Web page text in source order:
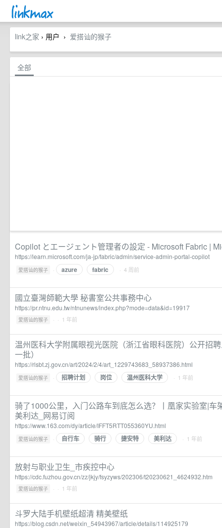
link之家 › 用户 › 爱搭讪的猴子
全部
Copilot とエージェント管理者の設定 - Microsoft Fabric |
https://learn.microsoft.com/ja-jp/fabric/admin/service-admin-portal-copilot
爱搭讪的猴子 · azure fabric · 4 周前
國立臺灣師範大學 秘書室公共事務中心
https://pr.ntnu.edu.tw/ntnunews/index.php?mode=data&id=19917
爱搭讪的猴子 · · 1 年前
温州医科大学附属眼视光医院（浙江省眼科医院）公开招
一批）
https://rlsbt.zj.gov.cn/art/2024/2/4/art_1229743683_58937386.html
爱搭讪的猴子 · 招聘计划 岗位 温州医科大学 · 1 年前
骑了1000公里，入门公路车到底怎么选？丨凰家实验室|车
美利达_网易订阅
https://www.163.com/dy/article/IFFT5RTT055360YU.html
爱搭讪的猴子 · 自行车 骑行 捷安特 美利达 · 1 年前
放射与职业卫生_市疾控中心
https://cdc.fuzhou.gov.cn/zz/jkjy/fsyzyws/202306/t20230621_4624932.htm
爱搭讪的猴子 · · 1 年前
斗罗大陆手机壁纸超清 精美壁纸
https://blog.csdn.net/weixin_54943967/article/details/114925179